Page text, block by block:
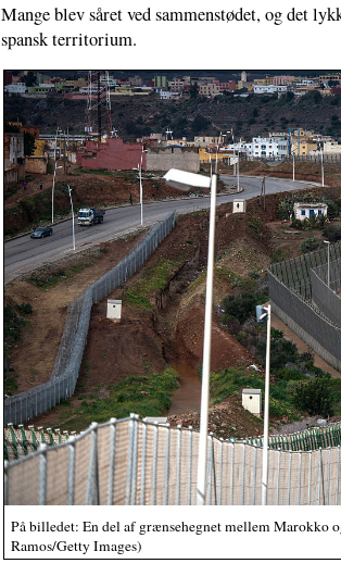
Mange blev såret ved sammenstødet, og det
spansk territorium.
På billedet: En del af grænsehegnet mellem Marokko
Ramos/Getty Images)